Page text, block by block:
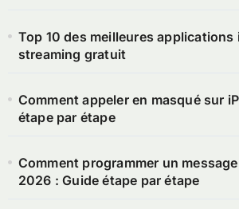
Top 10 des meilleures applications
streaming gratuit
Comment appeler en masqué sur
étape par étape
Comment programmer un
2026 : Guide étape par étape